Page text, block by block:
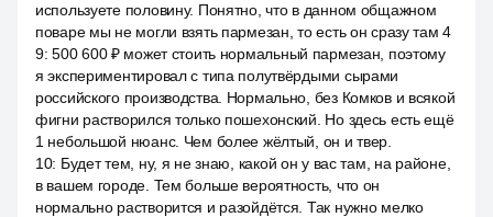
используете половину. Понятно, что в данном общажном
поваре мы не могли взять пармезан, то есть он сразу там 4
9:500 600 ₽ может стоить нормальный пармезан, поэтому
я экспериментировал с типа полутвёрдыми сырами
российского производства. Нормально, без Комков и всякой
фигни растворился только пошехонский. Но здесь есть ещё
1 небольшой нюанс. Чем более жёлтый, он и твер.
10: Будет тем, ну, я не знаю, какой он у вас там, на районе,
в вашем городе. Тем больше вероятность, что он
нормально растворится и разойдётся. Так нужно мелко